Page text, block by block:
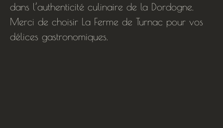
dans l’authenticité culinaire de la Dordogne.
Merci de choisir La Ferme de Turnac pour vos
délices gastronomiques.